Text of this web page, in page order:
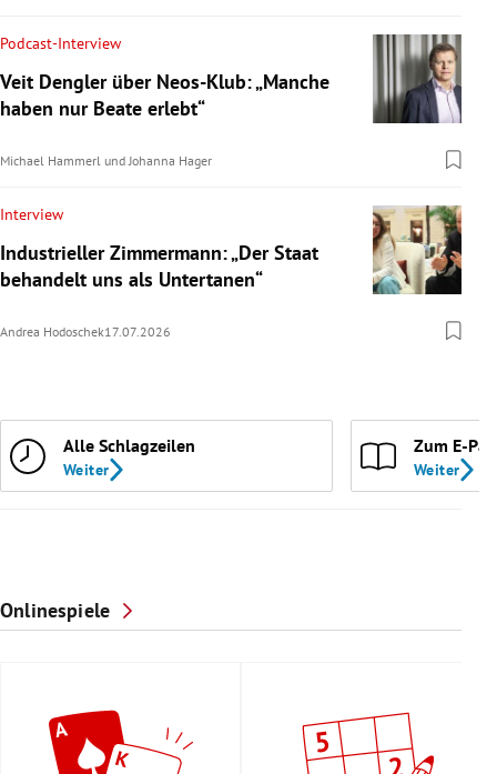
Podcast-Interview
Veit Dengler über Neos-Klub: „Manche
haben nur Beate erlebt“
Michael Hammerl und Johanna Hager
Interview
Industrieller Zimmermann: „Der Staat
behandelt uns als Untertanen“
Andrea Hodoschek17.07.2026
Alle Schlagzeilen
Weiter
Zum E-
Weiter
Onlinespiele